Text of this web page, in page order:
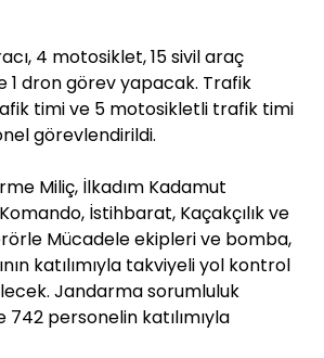
4 motosiklet, 15 sivil araç
1 dron görev yapacak. Trafik
timi ve 5 motosikletli trafik timi
görevlendirildi.
Miliç, İlkadım Kadamut
İstihbarat, Kaçakçılık ve
Mücadele ekipleri ve bomba,
katılımıyla takviyeli yol kontrol
Jandarma sorumluluk
personelin katılımıyla